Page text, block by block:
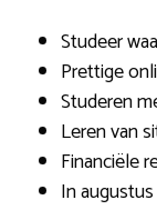
Studeer
Prettige
Studeren
Leren van
Financiële
In